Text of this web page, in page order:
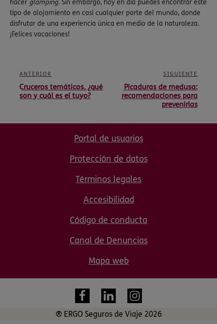
hacer glamping. Sin embargo, hoy en día puedes encontrar este
tipo de alojamiento en casi cualquier parte del mundo, donde
disfrutar de una experiencia única en medio de la naturaleza.
¡Felices vacaciones!
ANTERIOR
Cruceros temáticos, ¿qué
son y cuál es el tuyo?
SIGUIENTE
Picaduras de medusa:
recomendaciones para
prevenirlas
Portal de usuarios
Protección de datos
Términos legales
Accesibilidad
Código de conducta
Canal de Denuncias
Mapa web
® ERGO Seguros de Viaje 2026